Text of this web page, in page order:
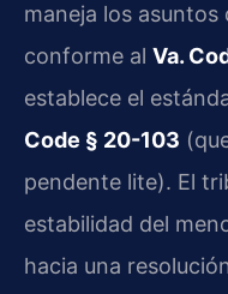
maneja los
conforme al Va.
establece el
Code § 20-103
pendente lite). El
estabilidad del
hacia una